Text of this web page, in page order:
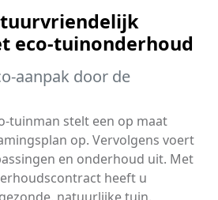
eco-tuinonderhoud
aanpak door de
tuinman stelt een op maat
op. Vervolgens voert
en onderhoud uit. Met
heeft u